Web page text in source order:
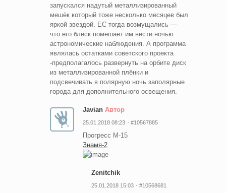
запускался надутый металлизированный
мешёк который тоже несколько месяцев был
яркой звездой. ЕС тогда возмущались —
что его блеск помешает им вести ночью
астрономические наблюдения. А программа
являлась остатками советского проекта
-предполагалось развернуть на орбите диск
из металлизированной плёнки и
подсвечивать в полярную ночь заполярные
города для дополнительного освещения.
Javian Автор
25.01.2018 08:23 #10567885
Прогресс М-15
Знамя-2
Zenitchik
25.01.2018 15:03 #10568681